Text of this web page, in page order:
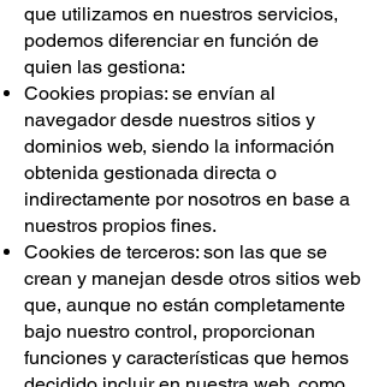
que utilizamos en nuestros servicios,
podemos diferenciar en función de
quien las gestiona:
Cookies propias: se envían al
navegador desde nuestros sitios y
dominios web, siendo la información
obtenida gestionada directa o
indirectamente por nosotros en base a
nuestros propios fines.
Cookies de terceros: son las que se
crean y manejan desde otros sitios web
que, aunque no están completamente
bajo nuestro control, proporcionan
funciones y características que hemos